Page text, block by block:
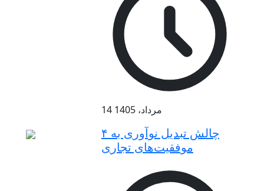
14 مرداد، 1405
۴ چالش تبدیل نوآوری به
موفقیت‌های تجاری